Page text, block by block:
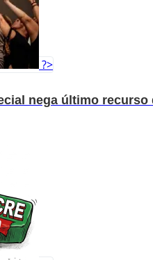
?>
nega último recurso